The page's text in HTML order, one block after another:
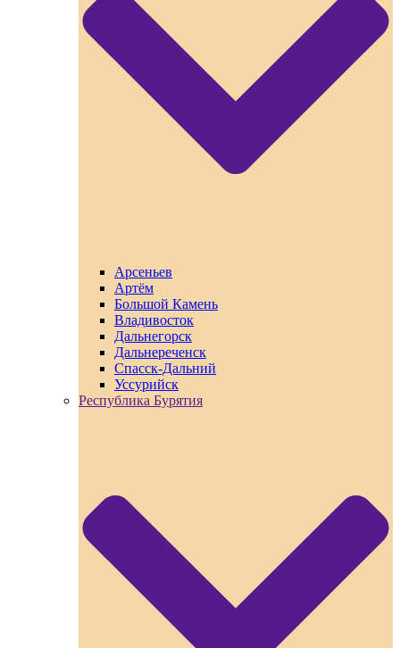
Арсеньев
Артём
Большой Камень
Владивосток
Дальнегорск
Дальнереченск
Спасск-Дальний
Уссурийск
Республика Бурятия